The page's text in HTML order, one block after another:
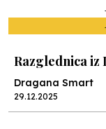
Razglednica iz
Dragana Smart
29.12.2025